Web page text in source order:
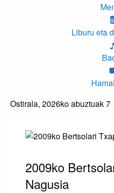
Liburu eta
Ostirala, 2026ko abuztuak 7
2009ko
Nagusia